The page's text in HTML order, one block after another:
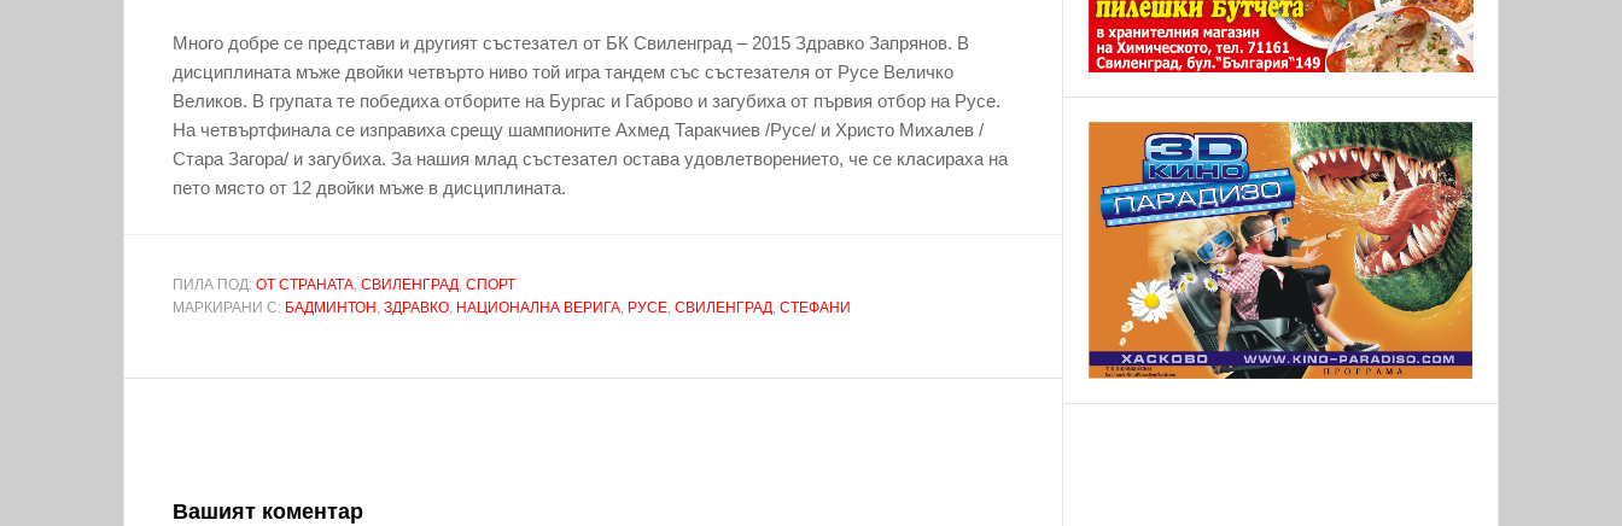
Много добре се представи и другият състезател от БК Свиленград – 2015 Здравко Запрянов. В
дисциплината мъже двойки четвърто ниво той игра тандем със състезателя от Русе Величко
Великов. В групата те победиха отборите на Бургас и Габрово и загубиха от първия отбор на Русе.
На четвъртфинала се изправиха срещу шампионите Ахмед Таракчиев /Русе/ и Христо Михалев /
Стара Загора/ и загубиха. За нашия млад състезател остава удовлетворението, че се класираха на
пето място от 12 двойки мъже в дисциплината.
ПИЛА ПОД: ОТ СТРАНАТА, СВИЛЕНГРАД, СПОРТ
МАРКИРАНИ С: БАДМИНТОН , ЗДРАВКО, НАЦИОНАЛНА ВЕРИГА, РУСЕ, СВИЛЕНГРАД, СТЕФАНИ
Вашият коментар